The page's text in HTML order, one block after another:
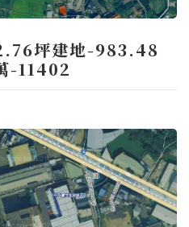
坪建地-983.48
-11402